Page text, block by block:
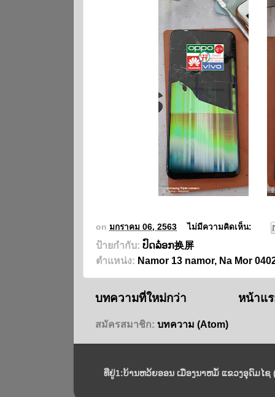
on มกราคม 06, 2563 ไม่มีความคิดเห็น:
ป้ายกำกับ: ປົດລ໋ອກ换屏
ตำแหน่ง: Namor 13 namor, Na Mor
บทความที่ใหม่กว่า หน้าแ
สมัครสมาชิก: บทความ (Atom)
ທີ່ຢູ່1:ບ້ານຫວ້ຍອອນ ເມືອງນາຫມໍ້ ແຂວງອຸດົມໄຊ